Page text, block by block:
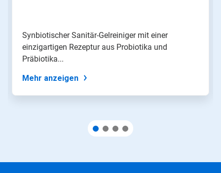
Synbiotischer Sanitär-Gelreiniger mit einer
einzigartigen Rezeptur aus Probiotika und
Präbiotika...
Mehr anzeigen